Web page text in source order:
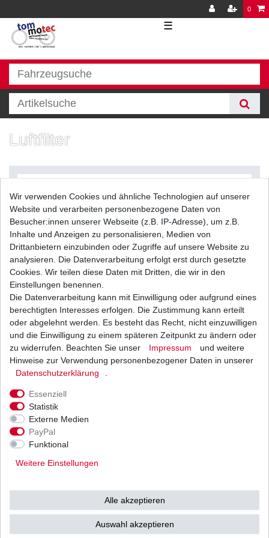
0
☰
Luftfilter
Filter
Luftfilter Hiflo Yamaha FZ6 Fazer RJ07 RJ14
2004 - 2010
UVP 25,05 € 20,45 € *
1 Stück | 20,45 € / Stück
inkl. ges. MwSt. zzgl.
Versand
Ab einem Warenwert von
500 Euro versenden wir
53783 Eitorf (
unbedingt Termin
Wir verwenden Cookies und ähnliche Technologien auf unserer
Website und verarbeiten personenbezogene Daten von
Besucher:innen unserer Webseite (z.B. IP-Adresse), um z.B.
Inhalte und Anzeigen zu personalisieren, Medien von
Drittanbietern einzubinden oder Zugriffe auf unsere Website zu
analysieren. Die Datenverarbeitung erfolgt erst durch gesetzte
Cookies. Wir teilen diese Daten mit Dritten, die wir in den
Einstellungen benennen.
Die Datenverarbeitung kann mit Einwilligung oder aufgrund eines
berechtigten Interesses erfolgen. Die Zustimmung kann erteilt
oder abgelehnt werden. Es besteht das Recht, nicht einzuwilligen
und die Einwilligung zu einem späteren Zeitpunkt zu ändern oder
zu widerrufen. Beachten Sie unser
Impressum
und weitere
Hinweise zur Verwendung personenbezogener Daten in unserer
Daten­schutz­erklärung
Essenziell
Statistik
Externe Medien
PayPal
Funktional
Weitere Einstellungen
Alle akzeptieren
Auswahl akzeptieren